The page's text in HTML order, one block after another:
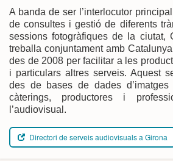
A banda de ser l’interlocutor
de consultes i gestió de diferents
sessions fotogràfiques de la ciutat,
treballa conjuntament amb
des de 2008 per facilitar a les
i particulars altres serveis. Aquest
des de bases de dades d’imatges
càterings, productores i
l’audiovisual.
Directori de serveis audiovisuals a Girona